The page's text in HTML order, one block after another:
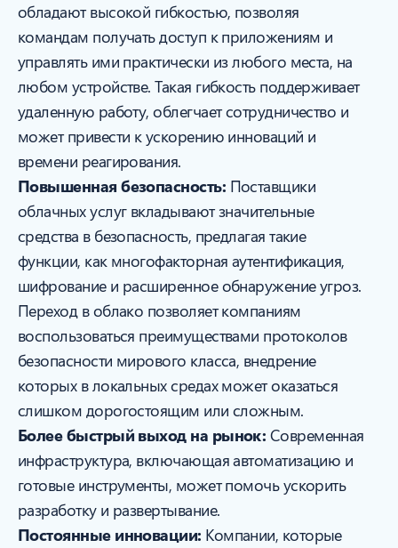
обладают высокой гибкостью, позволяя
командам получать доступ к приложениям и
управлять ими практически из любого места, на
любом устройстве. Такая гибкость поддерживает
удаленную работу, облегчает сотрудничество и
может привести к ускорению инноваций и
времени реагирования.
Повышенная безопасность: Поставщики
облачных услуг вкладывают значительные
средства в безопасность, предлагая такие
функции, как многофакторная аутентификация,
шифрование и расширенное обнаружение угроз.
Переход в облако позволяет компаниям
воспользоваться преимуществами протоколов
безопасности мирового класса, внедрение
которых в локальных средах может оказаться
слишком дорогостоящим или сложным.
Более быстрый выход на рынок: Современная
инфраструктура, включающая автоматизацию и
готовые инструменты, может помочь ускорить
разработку и развертывание.
Постоянные инновации: Компании, которые